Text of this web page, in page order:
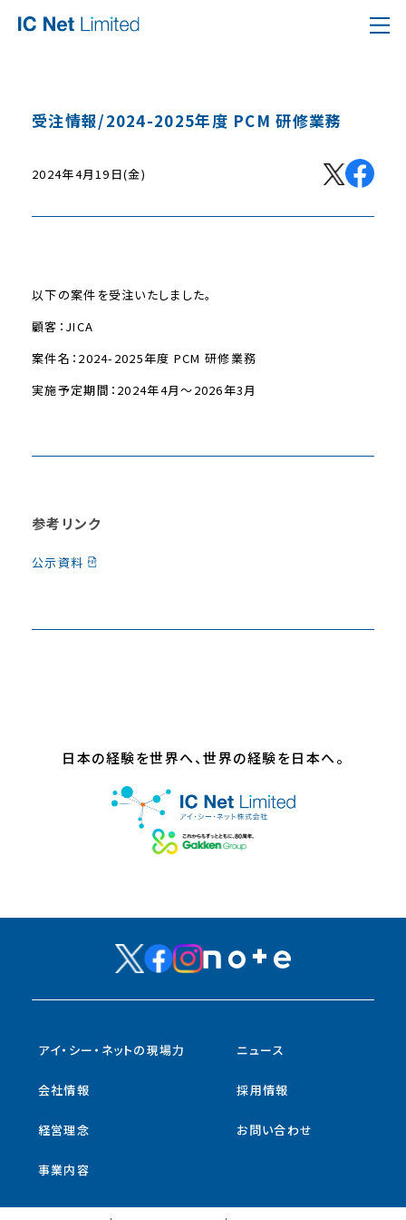
受注情報/2024-2025年度 PCM 研修業務
2024年4月19日(金)
以下の案件を受注いたしました。
顧客：JICA
案件名：2024-2025年度 PCM 研修業務
実施予定期間：2024年4月～2026年3月
参考リンク
公示資料
日本の経験を世界へ、世界の経験を日本へ。
アイ・シー・ネットの現場力
会社情報
経営理念
事業内容
ニュース
採用情報
お問い合わせ